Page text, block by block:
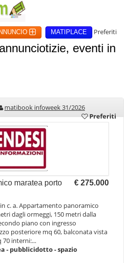
MATIPLACE Preferiti
eventi in
matibook infoweek 31/2026
Preferiti
maratea porto € 275.000
c. a. Appartamento panoramico
dagli ormeggi, 150 metri dalla
piano con ingresso
posteriore mq 60, balconata vista
70 interni:...
- pubblicidotto - spazio